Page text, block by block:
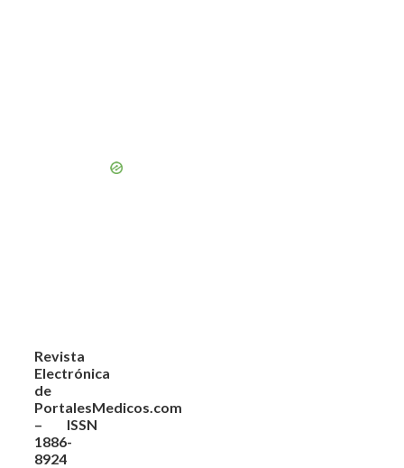
Revista
Electrónica
de
PortalesMedicos.com
– ISSN
1886-
8924